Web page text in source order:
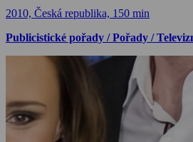
2010, Česká republika, 150 min
Publicistické pořady / Pořady /